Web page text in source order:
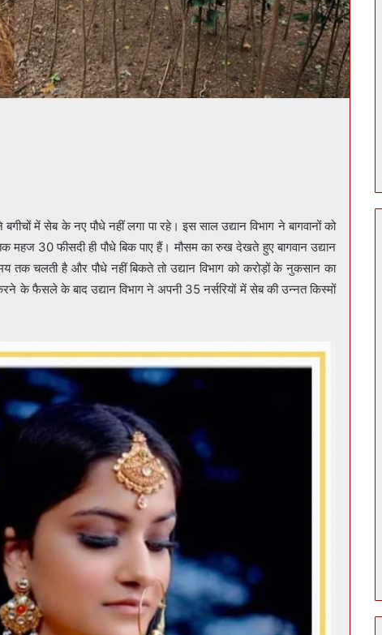
में सेब के नए पौधे नहीं लगा पा रहे। इस साल उद्यान विभाग ने बागवानों को
महज 30 फीसदी ही पौधे बिक पाए हैं। मौसम का रुख देखते हुए बागवान उद्यान
चलती है और पौधे नहीं बिकते तो उद्यान विभाग को करोड़ों के नुकसान का
फैसले के बाद उद्यान विभाग ने अपनी 35 नर्सरियों में सेब की उन्नत किस्मों